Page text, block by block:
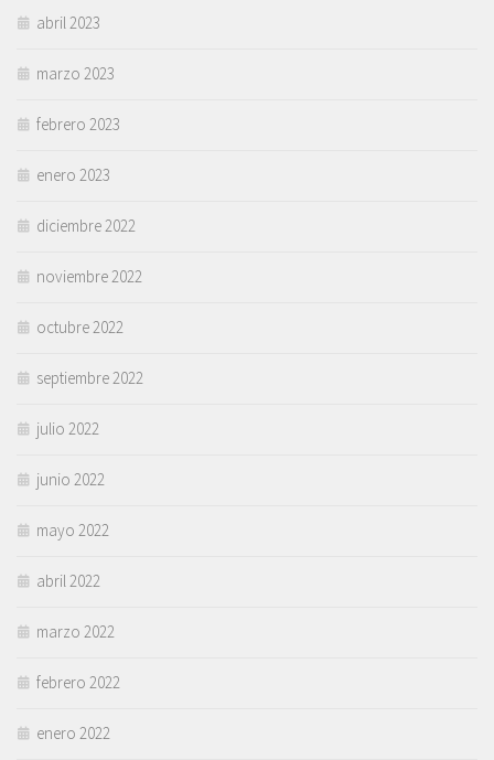
abril 2023
marzo 2023
febrero 2023
enero 2023
diciembre 2022
noviembre 2022
octubre 2022
septiembre 2022
julio 2022
junio 2022
mayo 2022
abril 2022
marzo 2022
febrero 2022
enero 2022